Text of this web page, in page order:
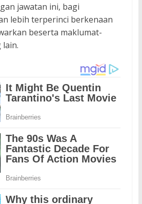
jawatan ini, bagi
lebih terperinci berkenaan
beserta maklumat-